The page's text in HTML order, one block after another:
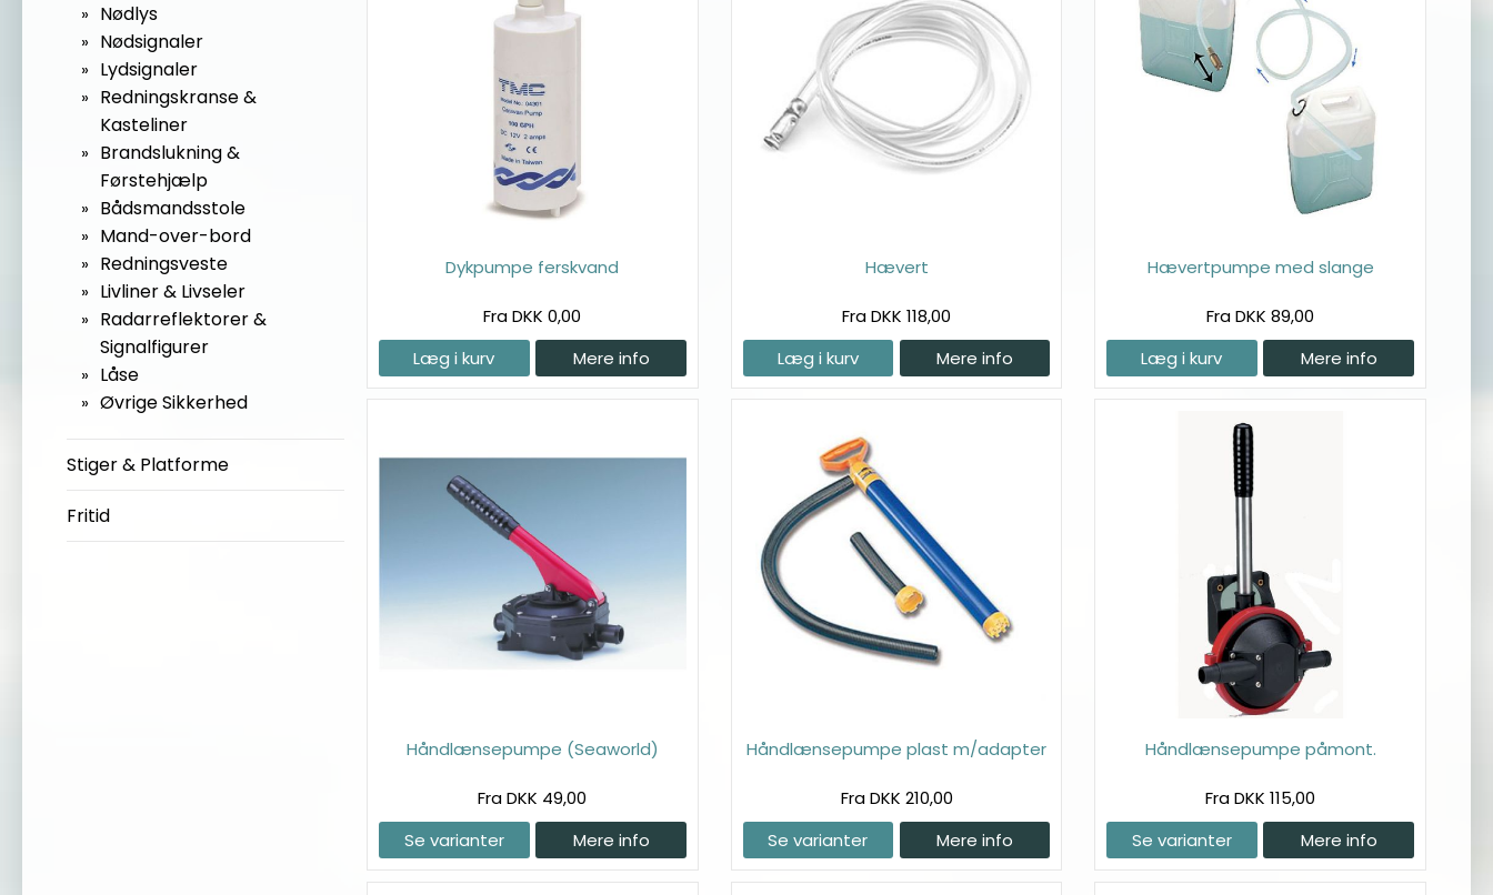
Nødlys
Nødsignaler
Lydsignaler
Redningskranse &
Kasteliner
Brandslukning &
Førstehjælp
Bådsmandsstole
Mand-over-bord
Redningsveste
Livliner & Livseler
Radarreflektorer &
Signalfigurer
Låse
Øvrige Sikkerhed
Stiger & Platforme
Fritid
Dykpumpe ferskvand
Fra DKK 0,00
Læg i kurv
Mere info
Hævert
Fra DKK 118,00
Læg i kurv
Mere info
Hævertpumpe med slange
Fra DKK 89,00
Læg i kurv
Mere info
Håndlænsepumpe (Seaworld)
Fra DKK 49,00
Se varianter
Mere info
Håndlænsepumpe plast m/adapter
Fra DKK 210,00
Se varianter
Mere info
Håndlænsepumpe påmont.
Fra DKK 115,00
Se varianter
Mere info